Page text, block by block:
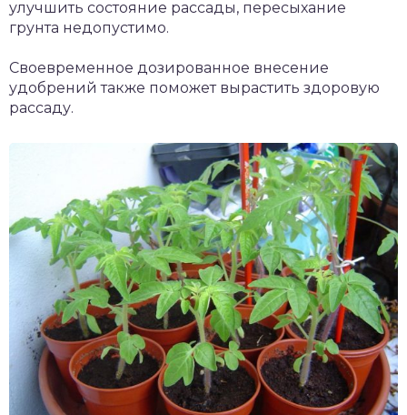
улучшить состояние рассады, пересыхание
грунта недопустимо.
Своевременное дозированное внесение
удобрений также поможет вырастить здоровую
рассаду.